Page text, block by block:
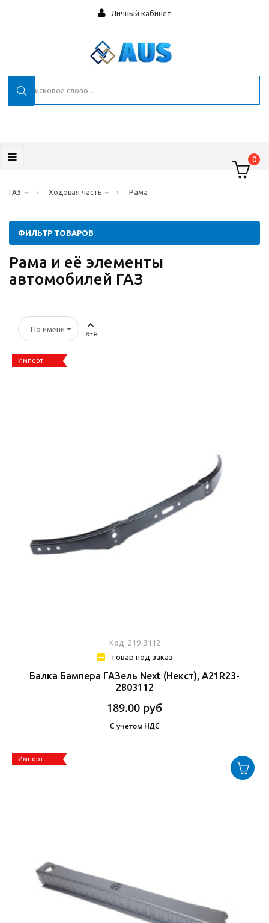
Личный кабинет
0
ГАЗ › Ходовая часть › Рама
ФИЛЬТР ТОВАРОВ
Рама и её элементы
автомобилей ГАЗ
По имени а-я
Импорт
Код: 219-3112
товар под заказ
Балка Бампера ГАЗель Next (Некст), А21R23-
2803112
189.00 руб
С учетом НДС
Импорт